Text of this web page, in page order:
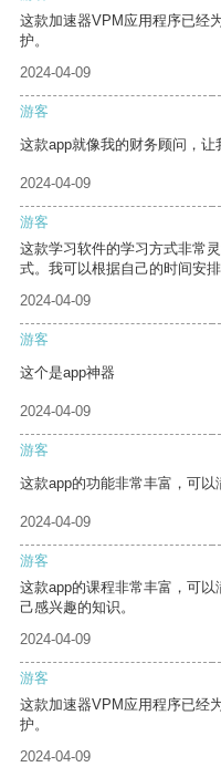
这款加速器VPM应用程序已经
护。
2024-04-09
游客
这款app就像我的财务顾问，让
2024-04-09
游客
这款学习软件的学习方式非常
式。我可以根据自己的时间安排
2024-04-09
游客
这个是app神器
2024-04-09
游客
这款app的功能非常丰富，可以
2024-04-09
游客
这款app的课程非常丰富，可
己感兴趣的知识。
2024-04-09
游客
这款加速器VPM应用程序已经
护。
2024-04-09